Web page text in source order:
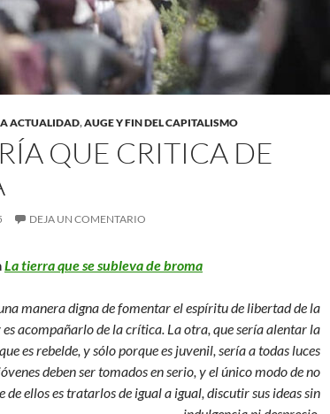
ACTUALIDAD,AUGE Y FIN DEL CAPITALISMO
QUE CRITICA DE
DEJA UN COMENTARIO
La tierra que se subleva de broma
manera digna de fomentar el espíritu de libertad de la
acompañarlo de la crítica. La otra, que sería alentar la
es rebelde, y sólo porque es juvenil, sería a todas luces
deben ser tomados en serio, y el único modo de no
de ellos es tratarlos de igual a igual, discutir sus ideas sin